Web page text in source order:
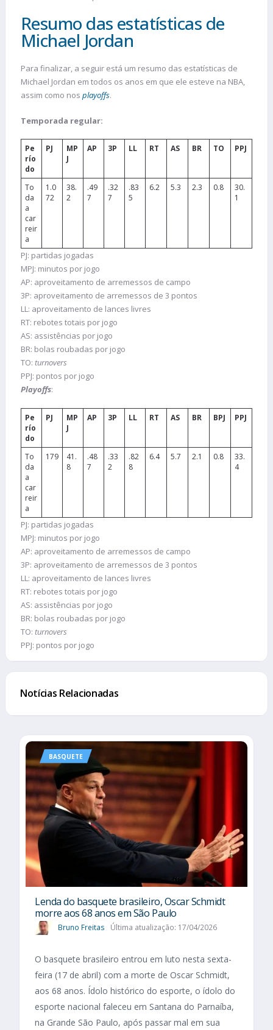
Resumo das estatísticas de
Michael Jordan
Para finalizar, a seguir está um resumo das estatísticas de
Michael Jordan em todos os anos em que ele esteve na NBA,
assim como nos playoffs.
Temporada regular:
Pe
río
do
PJ
MP
J
AP 3P LL RT AS BR TO PPJ
To
da
a
car
reir
a
1.0
72
38.
2
.49
7
.32
7
.83
5
6.2 5.3 2.3 0.8
30.
1
PJ: partidas jogadas
MPJ: minutos por jogo
AP: aproveitamento de arremessos de campo
3P: aproveitamento de arremessos de 3 pontos
LL: aproveitamento de lances livres
RT: rebotes totais por jogo
AS: assistências por jogo
BR: bolas roubadas por jogo
TO: turnovers
PPJ: pontos por jogo
Playoffs:
Pe
río
do
PJ
MP
J
AP 3P LL RT AS BR BPJ PPJ
To
da
a
car
reir
a
179
41.
8
.48
7
.33
2
.82
8
6.4 5.7 2.1 0.8
33.
4
PJ: partidas jogadas
MPJ: minutos por jogo
AP: aproveitamento de arremessos de campo
3P: aproveitamento de arremessos de 3 pontos
LL: aproveitamento de lances livres
RT: rebotes totais por jogo
AS: assistências por jogo
BR: bolas roubadas por jogo
TO: turnovers
PPJ: pontos por jogo
Notícias Relacionadas
BASQUETE
Lenda do basquete brasileiro, Oscar Schmidt
morre aos 68 anos em São Paulo
Bruno Freitas Última atualização: 17/04/2026
O basquete brasileiro entrou em luto nesta sexta-
feira (17 de abril) com a morte de Oscar Schmidt,
aos 68 anos. Ídolo histórico do esporte, o ídolo do
esporte nacional faleceu em Santana do Parnaíba,
na Grande São Paulo, após passar mal em sua